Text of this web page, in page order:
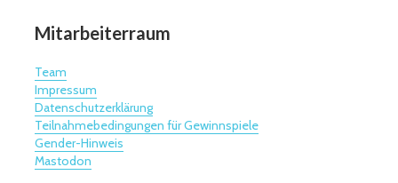
Mitarbeiterraum
Team
Impressum
Datenschutzerklärung
Teilnahmebedingungen für Gewinnspiele
Gender-Hinweis
Mastodon